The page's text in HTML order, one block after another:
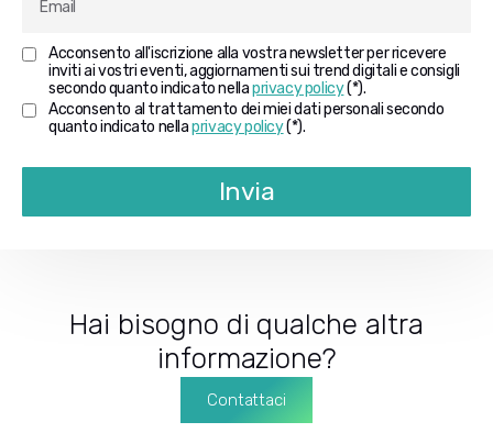
Acconsento all'iscrizione alla vostra newsletter per ricevere
inviti ai vostri eventi, aggiornamenti sui trend digitali e consigli
secondo quanto indicato nellaprivacy policy(*).
Acconsento al trattamento dei miei dati personali secondo
quanto indicato nellaprivacy policy(*).
Invia
Hai bisogno di qualche altra
informazione?
Contattaci